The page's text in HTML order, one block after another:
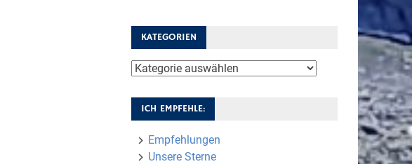
KATEGORIEN
Kategorien
ICH EMPFEHLE:
Empfehlungen
Unsere Sterne